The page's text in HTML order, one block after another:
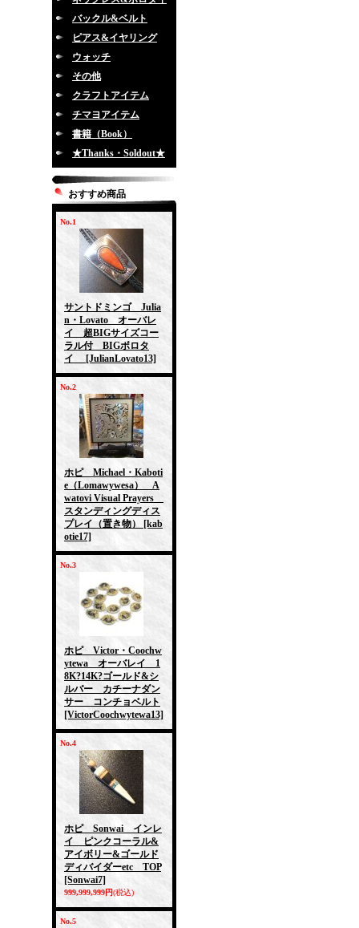
バックル&ベルト
ピアス&イヤリング
ウォッチ
その他
クラフトアイテム
チマヨアイテム
書籍（Book）
★Thanks・Soldout★
おすすめ商品
No.1
サントドミンゴ Julia
n・Lovato オーバレ
イ 超BIGサイズコー
ラル付 BIGボロタ
イ
[JulianLovato13]
No.2
ホピ Michael・Kaboti
e（Lomawywesa） A
watovi Visual Prayers
スタンディングディス
プレイ（置き物）
[kab
otie17]
No.3
ホピ Victor・Coochw
ytewa オーバレイ 1
8K?14K?ゴールド&シ
ルバー カチーナダン
サー コンチョベルト
[VictorCoochwytewa13]
No.4
ホピ Sonwai インレ
イ ピンクコーラル&
アイボリー&ゴールド
ディバイダーetc TOP
[Sonwai7]
999,999,999円(税込)
No.5